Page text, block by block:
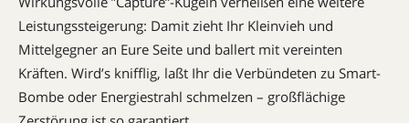
Leistungs­steigerung: Damit zieht Ihr Kleinvieh und
Mittelgegner an Eure Seite und ballert mit vereinten
Kräften. Wird’s knifflig, laßt Ihr die Verbündeten zu Smart-
Bombe oder Energiestrahl schmelzen – groß­flächige